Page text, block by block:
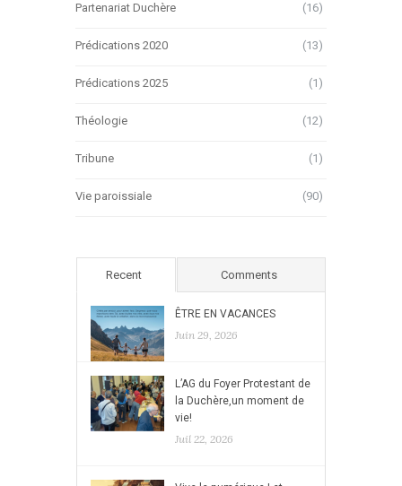
Partenariat Duchère (16)
Prédications 2020 (13)
Prédications 2025 (1)
Théologie (12)
Tribune (1)
Vie paroissiale (90)
Recent Comments
ÊTRE EN VACANCES
Juin 29, 2026
L’AG du Foyer Protestant de
la Duchère,un moment de
vie!
Juil 22, 2026